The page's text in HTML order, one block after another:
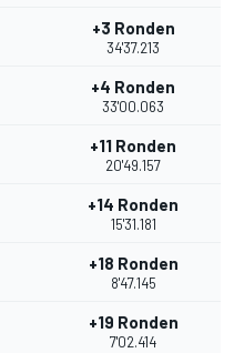
+3 Ronden
34'37.213
+4 Ronden
33'00.063
+11 Ronden
20'49.157
+14 Ronden
15'31.181
+18 Ronden
8'47.145
+19 Ronden
7'02.414